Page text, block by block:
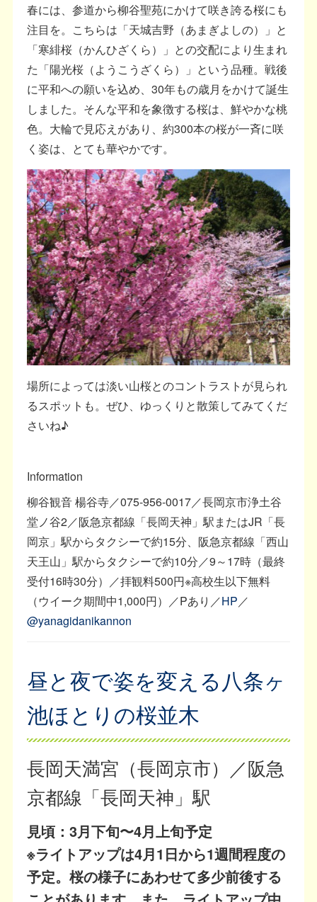
春には、参道から柳谷聖苑にかけて咲き誇る桜にも
注目を。こちらは「天城吉野（あまぎよしの）」と
「寒緋桜（かんひざくら）」との交配により生まれ
た「陽光桜（ようこうざくら）」という品種。戦後
に平和への願いを込め、30年もの歳月をかけて誕生
しました。そんな平和を象徴する桜は、鮮やかな桃
色。大輪で見応えがあり、約300本の桜が一斉に咲
く姿は、とても華やかです。
場所によっては淡い山桜とのコントラストが見られ
るスポットも。ぜひ、ゆっくりと散策してみてくだ
さいね♪
Information
柳谷観音 楊谷寺／075-956-0017／長岡京市浄土谷
堂ノ谷2／阪急京都線「長岡天神」駅またはJR「長
岡京」駅からタクシーで約15分、阪急京都線「西山
天王山」駅からタクシーで約10分／9～17時（最終
受付16時30分）／拝観料500円※高校生以下無料
（ウイーク期間中1,000円）／Pあり／HP／
@yanagidanikannon
昼と夜で姿を変える八条ヶ
池ほとりの桜並木
長岡天満宮（長岡京市）／阪急
京都線「長岡天神」駅
見頃：3月下旬〜4月上旬予定
※ライトアップは4月1日から1週間程度の
予定。桜の様子にあわせて多少前後する